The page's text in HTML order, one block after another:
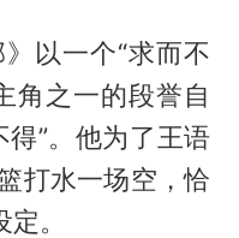
以一个“求而不
角之一的段誉自
”。他为了王语
打水一场空，恰
。